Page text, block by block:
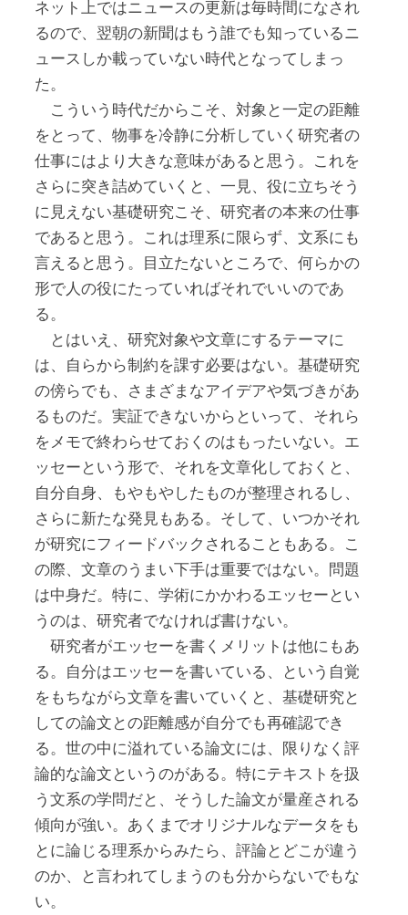
ネット上ではニュースの更新は毎時間になされ
るので、翌朝の新聞はもう誰でも知っているニ
ュースしか載っていない時代となってしまっ
た。
こういう時代だからこそ、対象と一定の距離
をとって、物事を冷静に分析していく研究者の
仕事にはより大きな意味があると思う。これを
さらに突き詰めていくと、一見、役に立ちそう
に見えない基礎研究こそ、研究者の本来の仕事
であると思う。これは理系に限らず、文系にも
言えると思う。目立たないところで、何らかの
形で人の役にたっていればそれでいいのであ
る。
とはいえ、研究対象や文章にするテーマに
は、自らから制約を課す必要はない。基礎研究
の傍らでも、さまざまなアイデアや気づきがあ
るものだ。実証できないからといって、それら
をメモで終わらせておくのはもったいない。エ
ッセーという形で、それを文章化しておくと、
自分自身、もやもやしたものが整理されるし、
さらに新たな発見もある。そして、いつかそれ
が研究にフィードバックされることもある。こ
の際、文章のうまい下手は重要ではない。問題
は中身だ。特に、学術にかかわるエッセーとい
うのは、研究者でなければ書けない。
研究者がエッセーを書くメリットは他にもあ
る。自分はエッセーを書いている、という自覚
をもちながら文章を書いていくと、基礎研究と
しての論文との距離感が自分でも再確認でき
る。世の中に溢れている論文には、限りなく評
論的な論文というのがある。特にテキストを扱
う文系の学問だと、そうした論文が量産される
傾向が強い。あくまでオリジナルなデータをも
とに論じる理系からみたら、評論とどこが違う
のか、と言われてしまうのも分からないでもな
い。